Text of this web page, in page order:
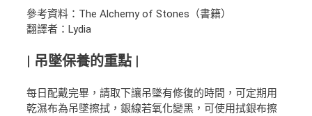
參考資料：The Alchemy of Stones（書籍）
翻譯者：Lydia
| 吊墜保養的重點 |
每日配戴完畢，請取下讓吊墜有修復的時間，可定期用
乾濕布為吊墜擦拭，銀線若氧化變黑，可使用拭銀布擦